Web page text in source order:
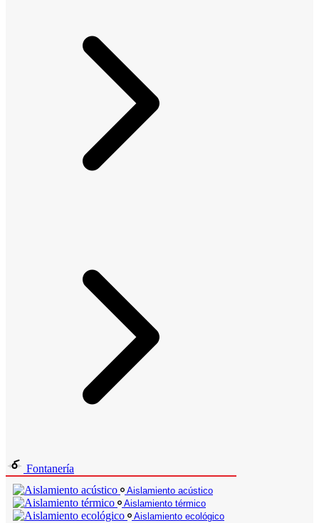
Fontanería
Aislamiento acústico
Aislamiento térmico
Aislamiento ecológico